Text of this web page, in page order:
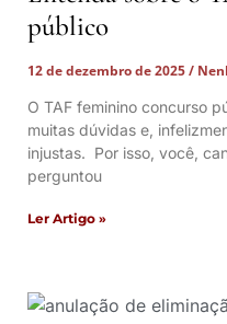
público
12 de dezembro de 2025
O TAF feminino concurso
muitas dúvidas e,
injustas. Por isso, você,
perguntou
Ler Artigo »